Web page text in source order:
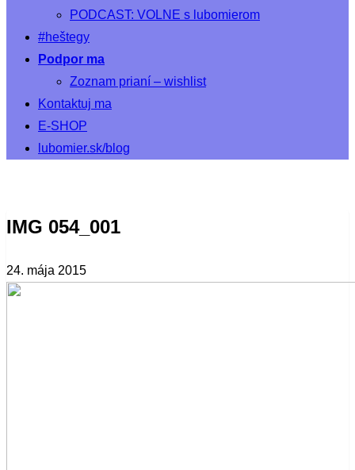
PODCAST: VOLNE s lubomierom
#heštegy
Podpor ma
Zoznam prianí – wishlist
Kontaktuj ma
E-SHOP
lubomier.sk/blog
IMG 054_001
24. mája 2015